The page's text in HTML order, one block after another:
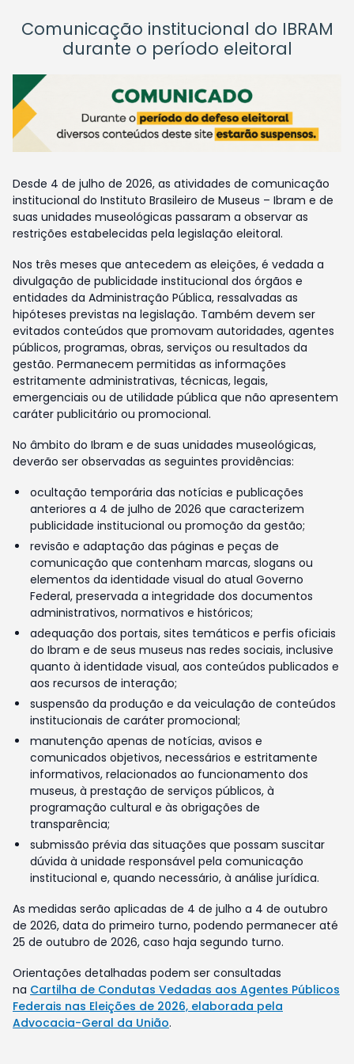
Comunicação institucional do IBRAM
durante o período eleitoral
Desde 4 de julho de 2026, as atividades de comunicação
institucional do Instituto Brasileiro de Museus – Ibram e de
suas unidades museológicas passaram a observar as
restrições estabelecidas pela legislação eleitoral.
Nos três meses que antecedem as eleições, é vedada a
divulgação de publicidade institucional dos órgãos e
entidades da Administração Pública, ressalvadas as
hipóteses previstas na legislação. Também devem ser
evitados conteúdos que promovam autoridades, agentes
públicos, programas, obras, serviços ou resultados da
gestão. Permanecem permitidas as informações
estritamente administrativas, técnicas, legais,
emergenciais ou de utilidade pública que não apresentem
caráter publicitário ou promocional.
No âmbito do Ibram e de suas unidades museológicas,
deverão ser observadas as seguintes providências:
ocultação temporária das notícias e publicações
anteriores a 4 de julho de 2026 que caracterizem
publicidade institucional ou promoção da gestão;
revisão e adaptação das páginas e peças de
comunicação que contenham marcas, slogans ou
elementos da identidade visual do atual Governo
Federal, preservada a integridade dos documentos
administrativos, normativos e históricos;
adequação dos portais, sites temáticos e perfis oficiais
do Ibram e de seus museus nas redes sociais, inclusive
quanto à identidade visual, aos conteúdos publicados e
aos recursos de interação;
suspensão da produção e da veiculação de conteúdos
institucionais de caráter promocional;
manutenção apenas de notícias, avisos e
comunicados objetivos, necessários e estritamente
informativos, relacionados ao funcionamento dos
museus, à prestação de serviços públicos, à
programação cultural e às obrigações de
transparência;
submissão prévia das situações que possam suscitar
dúvida à unidade responsável pela comunicação
institucional e, quando necessário, à análise jurídica.
As medidas serão aplicadas de 4 de julho a 4 de outubro
de 2026, data do primeiro turno, podendo permanecer até
25 de outubro de 2026, caso haja segundo turno.
Orientações detalhadas podem ser consultadas
na Cartilha de Condutas Vedadas aos Agentes Públicos
Federais nas Eleições de 2026, elaborada pela
Advocacia-Geral da União.